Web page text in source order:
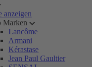
anzeigen
Marken
Lancôme
Armani
Kérastase
Jean Paul Gaultier